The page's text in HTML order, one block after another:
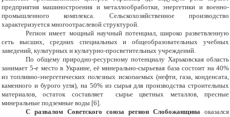
предприятия машиностроения и металлообработки, энергетики и военно-
промышленного комплекса. Сельскохозяйственное производство
характеризуется многоотраслевой структурой.
Регион имеет мощный научный потенциал, широко разветвленную
сеть высших, средних специальных и общеобразовательных учебных
заведений, культурных и культурно-просветительных учреждений.
По общему природно-ресурсному потенциалу Харьковская область
занимает 5-е место в Украине, её минерально-сырьевая база состоит на 40%
из топливно-энергетических полезных ископаемых (нефти, газа, конденсата,
каменного и бурого угля), на 50% из сырья для производства строительных
материалов, остаток составляет сырье цветных металлов, пресные
минеральные подземные воды [6].
С развалом Советского союза регион Слобожанщина оказался